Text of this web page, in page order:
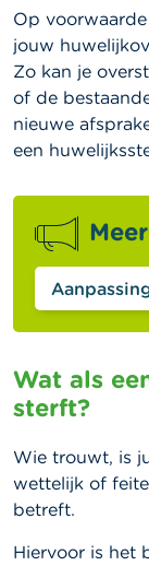
Op
jouw
Zo kan je
of de
nieuwe
een
Wat als
sterft?
Wie trouwt, is
wettelijk of
betreft.
Hiervoor is het